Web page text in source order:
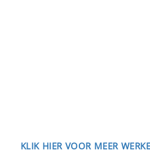
KLIK HIER VOOR MEER